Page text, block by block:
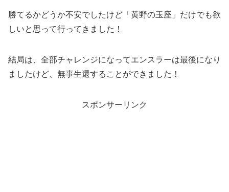
勝てるかどうか不安でしたけど「黄野の玉座」だけでも欲
しいと思って行ってきました！
結局は、全部チャレンジになってエンスラーは最後になり
ましたけど、無事生還することができました！
スポンサーリンク